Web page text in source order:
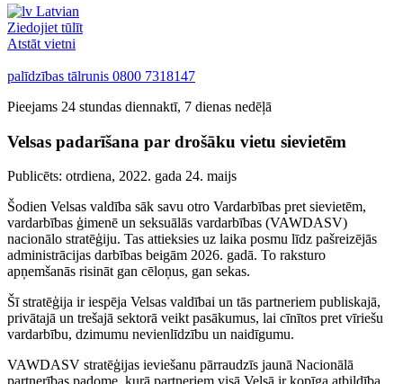
Latvian
Ziedojiet tūlīt
Atstāt vietni
palīdzības tālrunis 0800 7318147
Pieejams 24 stundas diennaktī, 7 dienas nedēļā
Velsas padarīšana par drošāku vietu sievietēm
Publicēts: otrdiena, 2022. gada 24. maijs
Šodien Velsas valdība sāk savu otro Vardarbības pret sievietēm,
vardarbības ģimenē un seksuālās vardarbības (VAWDASV)
nacionālo stratēģiju. Tas attieksies uz laika posmu līdz pašreizējās
administrācijas darbības beigām 2026. gadā. To raksturo
apņemšanās risināt gan cēloņus, gan sekas.
Šī stratēģija ir iespēja Velsas valdībai un tās partneriem publiskajā,
privātajā un trešajā sektorā veikt pasākumus, lai cīnītos pret vīriešu
vardarbību, dzimumu nevienlīdzību un naidīgumu.
VAWDASV stratēģijas ieviešanu pārraudzīs jaunā Nacionālā